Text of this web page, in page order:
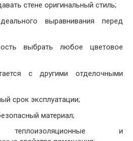
стене оригинальный стиль;
выравнивания перед
выбрать любое цветовое
с другими отделочными
срок эксплуатации;
материал;
и